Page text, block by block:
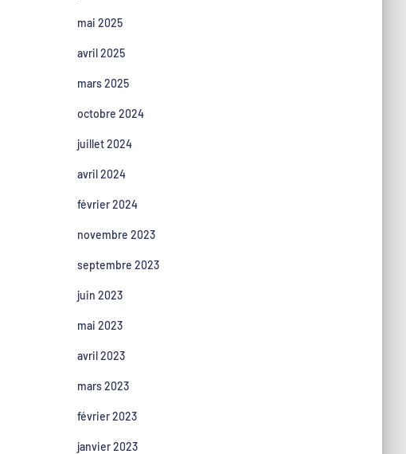
mai 2025
avril 2025
mars 2025
octobre 2024
juillet 2024
avril 2024
février 2024
novembre 2023
septembre 2023
juin 2023
mai 2023
avril 2023
mars 2023
février 2023
janvier 2023